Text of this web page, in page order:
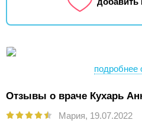
подробнее
Отзывы о враче Кухарь
Мария, 19.07.2022